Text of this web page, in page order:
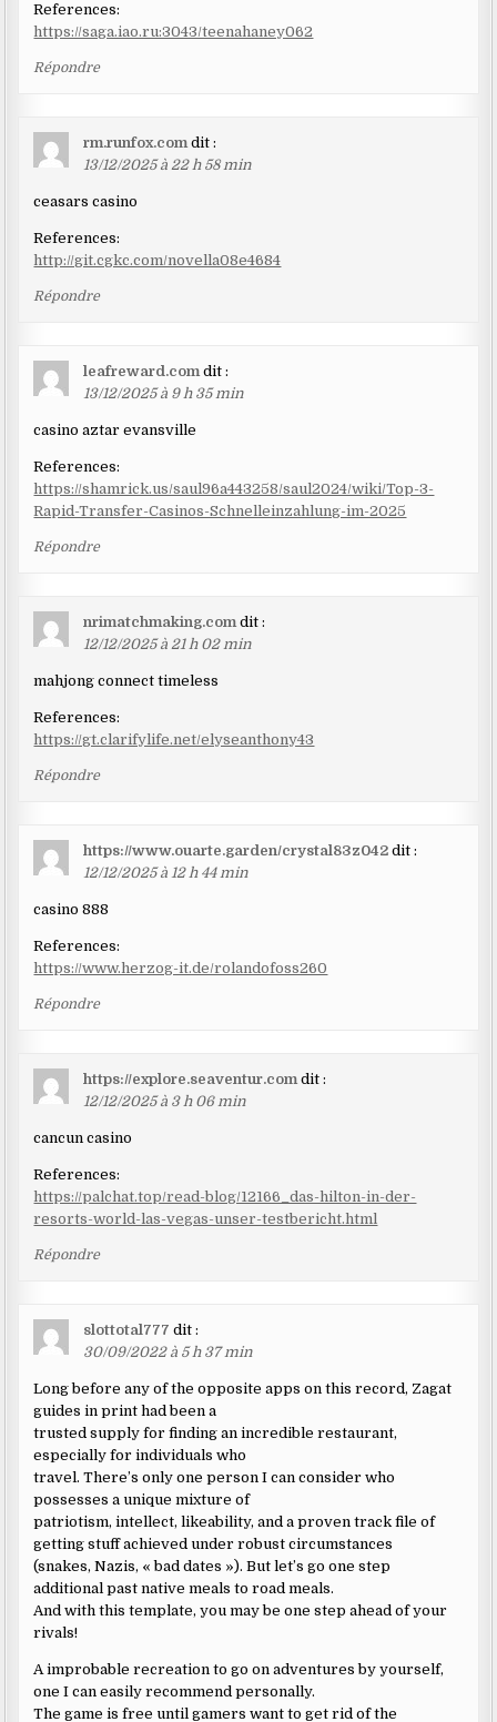
References:
https://saga.iao.ru:3043/teenahaney062
Répondre
rm.runfox.com dit :
13/12/2025 à 22 h 58 min
ceasars casino
References:
http://git.cgkc.com/novella08e4684
Répondre
leafreward.com dit :
13/12/2025 à 9 h 35 min
casino aztar evansville
References:
https://shamrick.us/saul96a443258/saul2024/wiki/Top-3-
Rapid-Transfer-Casinos-Schnelleinzahlung-im-2025
Répondre
nrimatchmaking.com dit :
12/12/2025 à 21 h 02 min
mahjong connect timeless
References:
https://gt.clarifylife.net/elyseanthony43
Répondre
https://www.ouarte.garden/crystal83z042 dit :
12/12/2025 à 12 h 44 min
casino 888
References:
https://www.herzog-it.de/rolandofoss260
Répondre
https://explore.seaventur.com dit :
12/12/2025 à 3 h 06 min
cancun casino
References:
https://palchat.top/read-blog/12166_das-hilton-in-der-
resorts-world-las-vegas-unser-testbericht.html
Répondre
slottotal777 dit :
30/09/2022 à 5 h 37 min
Long before any of the opposite apps on this record, Zagat
guides in print had been a
trusted supply for finding an incredible restaurant,
especially for individuals who
travel. There’s only one person I can consider who
possesses a unique mixture of
patriotism, intellect, likeability, and a proven track file of
getting stuff achieved under robust circumstances
(snakes, Nazis, « bad dates »). But let’s go one step
additional past native meals to road meals.
And with this template, you may be one step ahead of your
rivals!
A improbable recreation to go on adventures by yourself,
one I can easily recommend personally.
The game is free until gamers want to get rid of the